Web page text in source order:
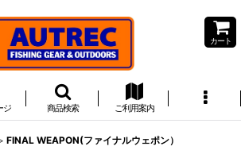
カート
ジ 商品検索 ご利用案内
FINAL WEAPON(ファイナルウェポン）